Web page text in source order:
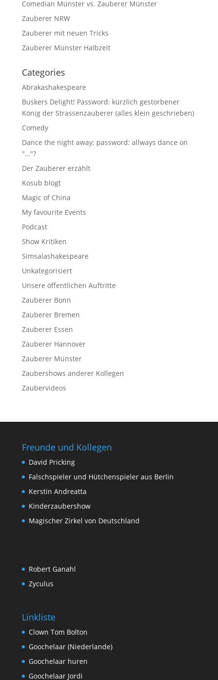
Comedian Münster vs. Zauberer Münster
Zauberer NRW
Zauberer mit neuen Tricks
Zauberer Münster Halbzeit
Categories
Abrakashakespeare
Buskers Delight! Password: kürzlich gestorbener
König der Strassenzauberer (alles klein geschrieben)
Comedy
Dance the night away; password: allways dance on
"…"?
Der Zauberer erzählt
Kosub blogt
Magic of China
My favourite Events
Podcast
Show Kritiken
Simsalashakespeare
Unkategorisiert
Unsere öffentlichen Auftritte
Zauberer Bonn
Zauberer Bremen
Zauberer Essen
Zauberer Hannover
Zauberer Münster
Zaubershows anderer Kollegen
Zaubervideos
Freunde und Kollegen
David Pricking
Falschspieler und Hütchenspieler aus Berlin
Kerstin Andreatta
Kinderzaubershow
Magischer Zirkel von Deutschland
Robert Ganahl
Zyculus
Linkliste
Clown Tom Bolton
Goochelaar (Niederlande)
Goochelaar huren
Goochelaar Jordi